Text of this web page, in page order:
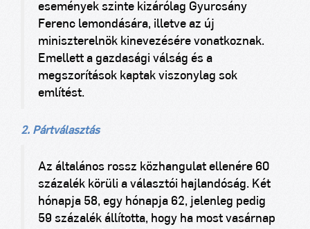
események szinte kizárólag Gyurcsány
Ferenc lemondására, illetve az új
miniszterelnök kinevezésére vonatkoznak.
Emellett a gazdasági válság és a
megszorítások kaptak viszonylag sok
említést.
2. Pártválasztás
Az általános rossz közhangulat ellenére 60
százalék körüli a választói hajlandóság. Két
hónapja 58, egy hónapja 62, jelenleg pedig
59 százalék állította, hogy ha most vasárnap